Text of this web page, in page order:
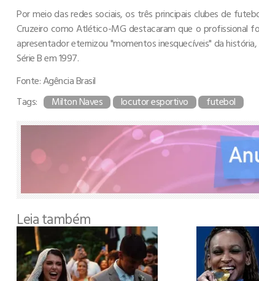
Por meio das redes sociais, os três principais clubes de
Cruzeiro como Atlético-MG destacaram que o profissional
apresentador eternizou "momentos inesquecíveis" da
Série B em 1997.
Fonte: Agência Brasil
Tags:
Milton Naves locutor esportivo futebol
Leia também